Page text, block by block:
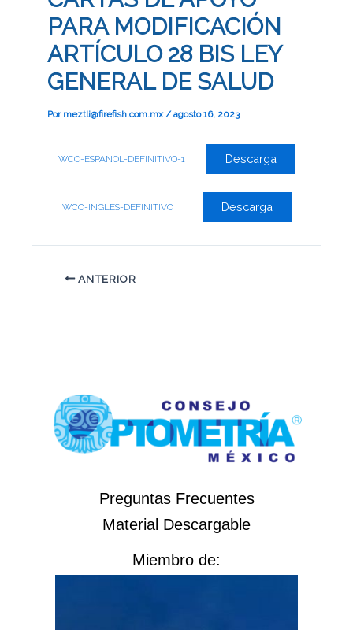
PARA MODIFICACIÓN
ARTÍCULO 28 BIS LEY
GENERAL DE SALUD
Por meztli@firefish.com.mx /agosto 16, 2023
WCO-ESPANOL-DEFINITIVO-1 Descarga
WCO-INGLES-DEFINITIVO Descarga
ANTERIOR
Preguntas Frecuentes
Material Descargable
Miembro de: